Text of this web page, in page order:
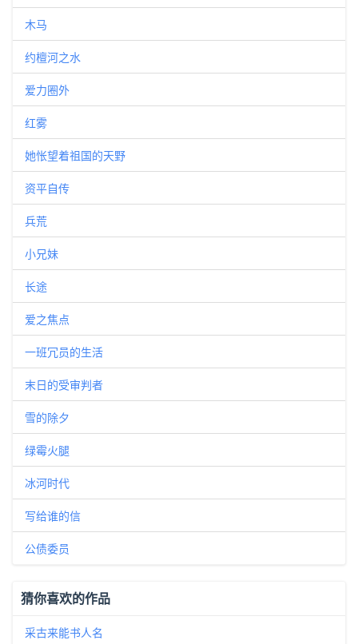
木马
约檀河之水
爱力圈外
红雾
她怅望着祖国的天野
资平自传
兵荒
小兄妹
长途
爱之焦点
一班冗员的生活
末日的受审判者
雪的除夕
绿霉火腿
冰河时代
写给谁的信
公债委员
猜你喜欢的作品
采古来能书人名